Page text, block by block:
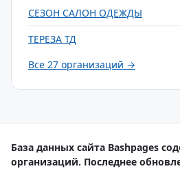
СЕЗОН САЛОН ОДЕЖДЫ
ТЕРЕЗА ТД
Все 27 организаций →
База данных сайта Bashpages
организаций. Последнее